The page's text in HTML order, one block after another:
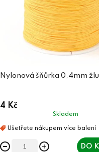
Nylonová šňůrka 0,4mm
4 Kč
Skladem
DO